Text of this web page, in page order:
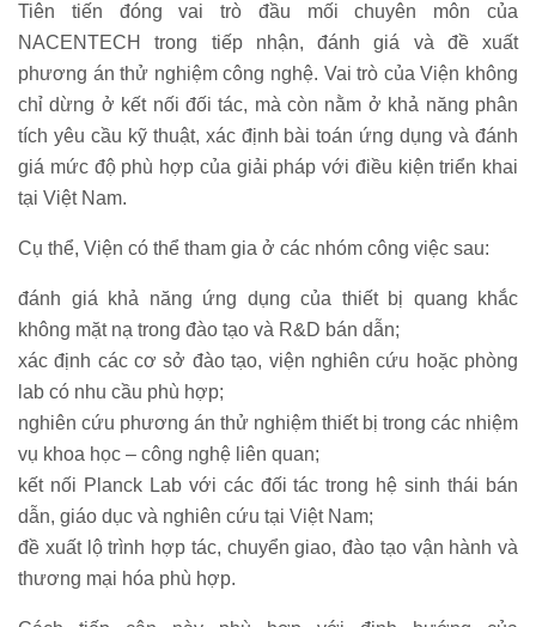
Tiên tiến đóng vai trò đầu mối chuyên môn của
NACENTECH trong tiếp nhận, đánh giá và đề xuất
phương án thử nghiệm công nghệ. Vai trò của Viện không
chỉ dừng ở kết nối đối tác, mà còn nằm ở khả năng phân
tích yêu cầu kỹ thuật, xác định bài toán ứng dụng và đánh
giá mức độ phù hợp của giải pháp với điều kiện triển khai
tại Việt Nam.
Cụ thể, Viện có thể tham gia ở các nhóm công việc sau:
đánh giá khả năng ứng dụng của thiết bị quang khắc
không mặt nạ trong đào tạo và R&D bán dẫn;
xác định các cơ sở đào tạo, viện nghiên cứu hoặc phòng
lab có nhu cầu phù hợp;
nghiên cứu phương án thử nghiệm thiết bị trong các nhiệm
vụ khoa học – công nghệ liên quan;
kết nối Planck Lab với các đối tác trong hệ sinh thái bán
dẫn, giáo dục và nghiên cứu tại Việt Nam;
đề xuất lộ trình hợp tác, chuyển giao, đào tạo vận hành và
thương mại hóa phù hợp.